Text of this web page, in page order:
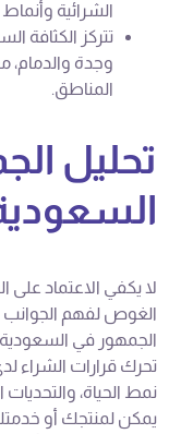
الشرائية
تتركز الكثافة
وجدة والدمام،
المناطق.
تحليل
لا يكفي الاعتماد على
الغوص لفهم الجوانب
الجمهور في السعودية
تحرك قرارات الشراء
نمط الحياة،
يمكن لمنتجك أو خدمتك